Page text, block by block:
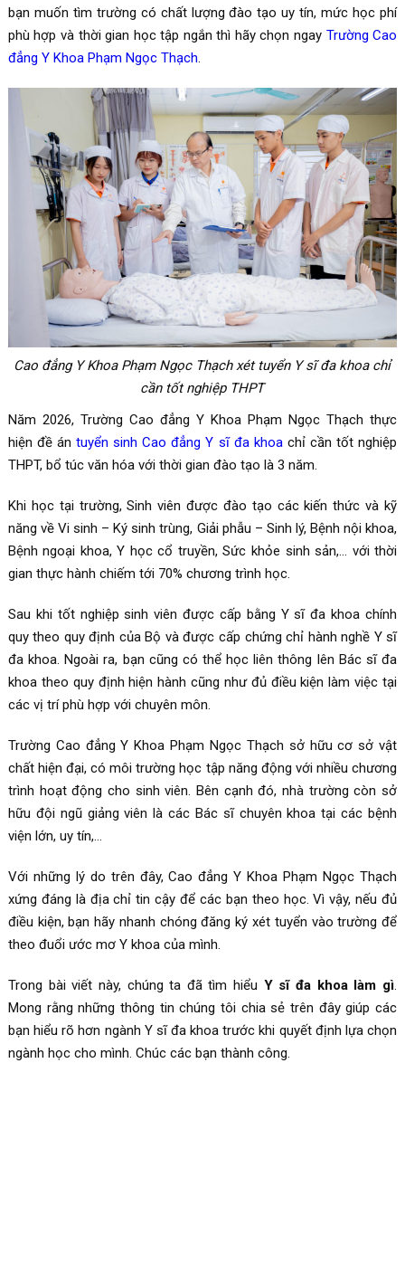
bạn muốn tìm trường có chất lượng đào tạo uy tín, mức học phí
phù hợp và thời gian học tập ngắn thì hãy chọn ngay Trường Cao
đẳng Y Khoa Phạm Ngọc Thạch.
Cao đẳng Y Khoa Phạm Ngọc Thạch xét tuyển Y sĩ đa khoa chỉ
cần tốt nghiệp THPT
Năm 2026, Trường Cao đẳng Y Khoa Phạm Ngọc Thạch thực
hiện đề ántuyển sinh Cao đẳng Y sĩ đa khoachỉ cần tốt nghiệp
THPT, bổ túc văn hóa với thời gian đào tạo là 3 năm.
Khi học tại trường, Sinh viên được đào tạo các kiến thức và kỹ
năng về Vi sinh – Ký sinh trùng, Giải phẫu – Sinh lý, Bệnh nội khoa,
Bệnh ngoại khoa, Y học cổ truyền, Sức khỏe sinh sản,… với thời
gian thực hành chiếm tới 70% chương trình học.
Sau khi tốt nghiệp sinh viên được cấp bằng Y sĩ đa khoa chính
quy theo quy định của Bộ và được cấp chứng chỉ hành nghề Y sĩ
đa khoa. Ngoài ra, bạn cũng có thể học liên thông lên Bác sĩ đa
khoa theo quy định hiện hành cũng như đủ điều kiện làm việc tại
các vị trí phù hợp với chuyên môn.
Trường Cao đẳng Y Khoa Phạm Ngọc Thạch sở hữu cơ sở vật
chất hiện đại, có môi trường học tập năng động với nhiều chương
trình hoạt động cho sinh viên. Bên cạnh đó, nhà trường còn sở
hữu đội ngũ giảng viên là các Bác sĩ chuyên khoa tại các bệnh
viện lớn, uy tín,…
Với những lý do trên đây, Cao đẳng Y Khoa Phạm Ngọc Thạch
xứng đáng là địa chỉ tin cậy để các bạn theo học. Vì vậy, nếu đủ
điều kiện, bạn hãy nhanh chóng đăng ký xét tuyển vào trường để
theo đuổi ước mơ Y khoa của mình.
Trong bài viết này, chúng ta đã tìm hiểu Y sĩ đa khoa làm gì.
Mong rằng những thông tin chúng tôi chia sẻ trên đây giúp các
bạn hiểu rõ hơn ngành Y sĩ đa khoa trước khi quyết định lựa chọn
ngành học cho mình. Chúc các bạn thành công.